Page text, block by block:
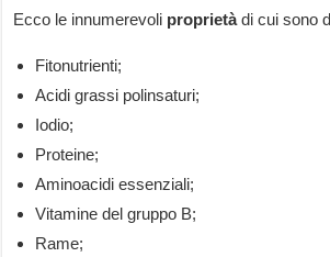
Ecco le innumerevoli proprietàdi cui sono
Fitonutrienti;
Acidi grassi polinsaturi;
Iodio;
Proteine;
Aminoacidi essenziali;
Vitamine del gruppo B;
Rame;